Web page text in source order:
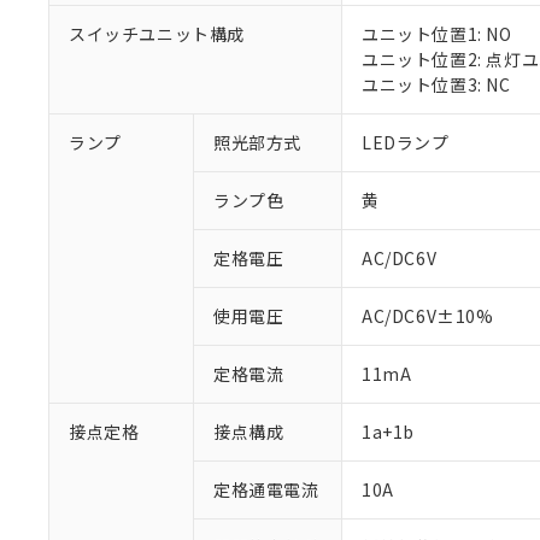
スイッチユニット構成
ユニット位置1: NO
ユニット位置2: 点灯
ユニット位置3: NC
ランプ 照光部方式 LEDランプ
ランプ色 黄
定格電圧 AC/DC6V
使用電圧 AC/DC6V±10%
定格電流 11mA
接点定格 接点構成 1a+1b
定格通電電流 10A
ご利用条件
以下の条件をお読
当社制御機
のであり、
※1 対応状況
対応済み：EU
調査・確認中：
非該当品：ライセ
仕入先様の事情に
があります。
鉛(Pb) 1000ppm以下、
ル（DBP） 1000ppm以
フタル酸エステル類の
「○」：最大均質
「×」：最大均質
「－」：未確認で
*中国RoHS10物質の基
Pb(鉛) :1000ppm、
Cr(Ⅵ)(六価クロム) :
DBP(フタル酸ジブチル
DEHP(フタル酸ビス(2-
などの必要
ます。
置等に一切
記
説明